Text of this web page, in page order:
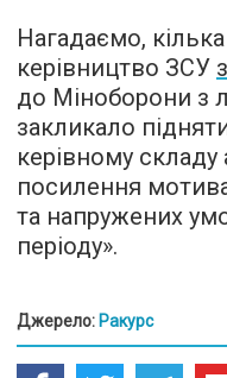
Нагадаємо,
керівництво ЗСУ
до Міноборони з
закликало
керівному складу
посилення
та напружених
періоду».
Джерело: Ракурс